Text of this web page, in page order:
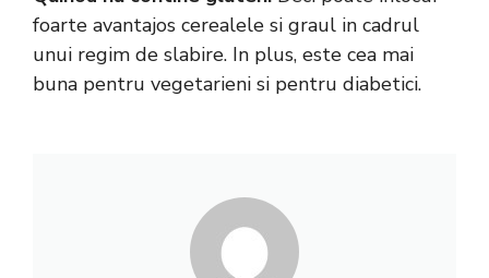
foarte avantajos cerealele si graul in cadrul
unui regim de slabire. In plus, este cea mai
buna pentru vegetarieni si pentru diabetici.